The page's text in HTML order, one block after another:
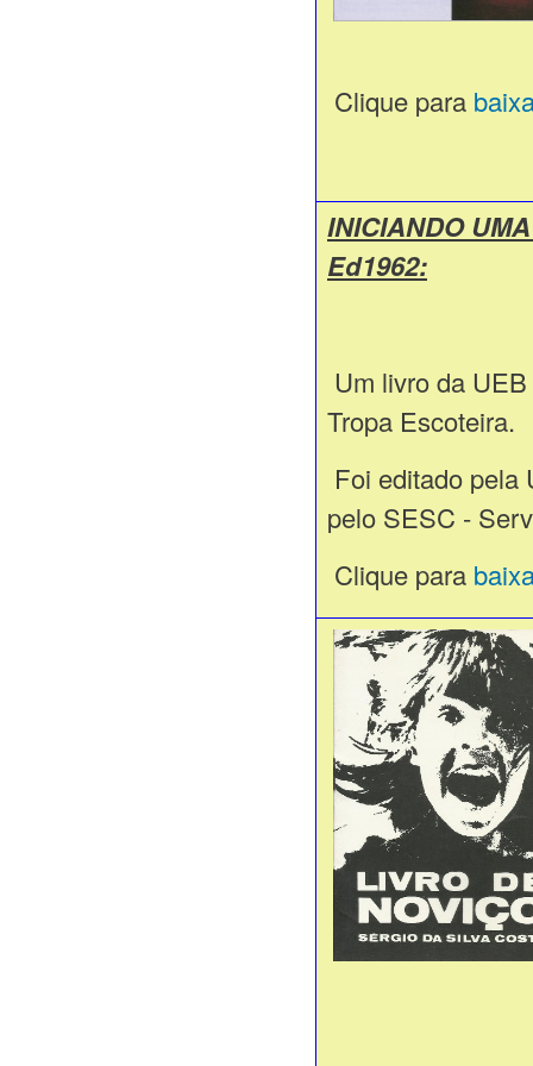
Clique para
INICIANDO
Ed1962:
Um livro da
Tropa Escoteira.
Foi editado pela
pelo SESC -
Clique para